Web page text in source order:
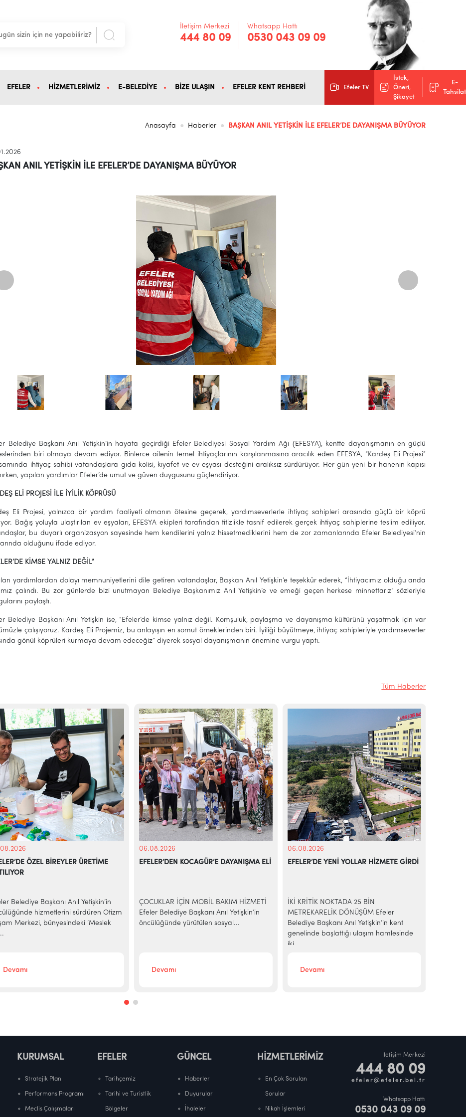
İletişim Merkezi
444 80 09
Whatsapp Hattı
0530 043 09 09
EFELER HİZMETLERİMİZ E-BELEDİYE BİZE ULAŞIN EFELER KENT REHBERİ Efeler TV
İstek,
Öneri,
Şikayet
E-
Tahsilat
Anasayfa Haberler BAŞKAN ANIL YETİŞKİN İLE EFELER’DE DAYANIŞMA BÜYÜYOR
ANIL YETİŞKİN İLE EFELER’DE DAYANIŞMA BÜYÜYOR
Belediye Başkanı Anıl Yetişkin’in hayata geçirdiği Efeler Belediyesi Sosyal Yardım Ağı (EFESYA), kentte dayanışmanın en güçlü
biri olmaya devam ediyor. Binlerce ailenin temel ihtiyaçlarının karşılanmasına aracılık eden EFESYA, “Kardeş Eli Projesi”
ihtiyaç sahibi vatandaşlara gıda kolisi, kıyafet ve ev eşyası desteğini aralıksız sürdürüyor. Her gün yeni bir hanenin kapısı
yapılan yardımlar Efeler’de umut ve güven duygusunu güçlendiriyor.
ELİ PROJESİ İLE İYİLİK KÖPRÜSÜ
Eli Projesi, yalnızca bir yardım faaliyeti olmanın ötesine geçerek, yardımseverlerle ihtiyaç sahipleri arasında güçlü bir köprü
Bağış yoluyla ulaştırılan ev eşyaları, EFESYA ekipleri tarafından titizlikle tasnif edilerek gerçek ihtiyaç sahiplerine teslim ediliyor.
bu duyarlı organizasyon sayesinde hem kendilerini yalnız hissetmediklerini hem de zor zamanlarında Efeler Belediyesi’nin
olduğunu ifade ediyor.
KİMSE YALNIZ DEĞİL”
yardımlardan dolayı memnuniyetlerini dile getiren vatandaşlar, Başkan Anıl Yetişkin’e teşekkür ederek, “İhtiyacımız olduğu anda
çalındı. Bu zor günlerde bizi unutmayan Belediye Başkanımız Anıl Yetişkin’e ve emeği geçen herkese minnettarız” sözleriyle
paylaştı.
Belediye Başkanı Anıl Yetişkin ise, “Efeler’de kimse yalnız değil. Komşuluk, paylaşma ve dayanışma kültürünü yaşatmak için var
çalışıyoruz. Kardeş Eli Projemiz, bu anlayışın en somut örneklerinden biri. İyiliği büyütmeye, ihtiyaç sahipleriyle yardımseverler
gönül köprüleri kurmaya devam edeceğiz” diyerek sosyal dayanışmanın önemine vurgu yaptı.
Tüm Haberler
ÖZEL BİREYLER ÜRETİME
Belediye Başkanı Anıl Yetişkin’in
hizmetlerini sürdüren Otizm
Merkezi, bünyesindeki ‘Meslek
Devamı
06.08.2026
EFELER’DEN KOCAGÜR’E DAYANIŞMA ELİ
ÇOCUKLAR İÇİN MOBİL BAKIM HİZMETİ
Efeler Belediye Başkanı Anıl Yetişkin’in
öncülüğünde yürütülen sosyal...
Devamı
06.08.2026
EFELER’DE YENİ YOLLAR HİZMETE GİRDİ
İKİ KRİTİK NOKTADA 25 BİN
METREKARELİK DÖNÜŞÜM Efeler
Belediye Başkanı Anıl Yetişkin’in kent
genelinde başlattığı ulaşım hamlesinde
iki...
Devamı
KURUMSAL
Stratejik Plan
Performans Programı
Meclis Çalışmaları
EFELER
Tarihçemiz
Tarihi ve Turistlik
Bölgeler
GÜNCEL
Haberler
Duyurular
İhaleler
HİZMETLERİMİZ
En Çok Sorulan
Sorular
Nikah İşlemleri
İletişim Merkezi
444 80 09
efeler@efeler.bel.tr
Whatsapp Hattı
0530 043 09 09